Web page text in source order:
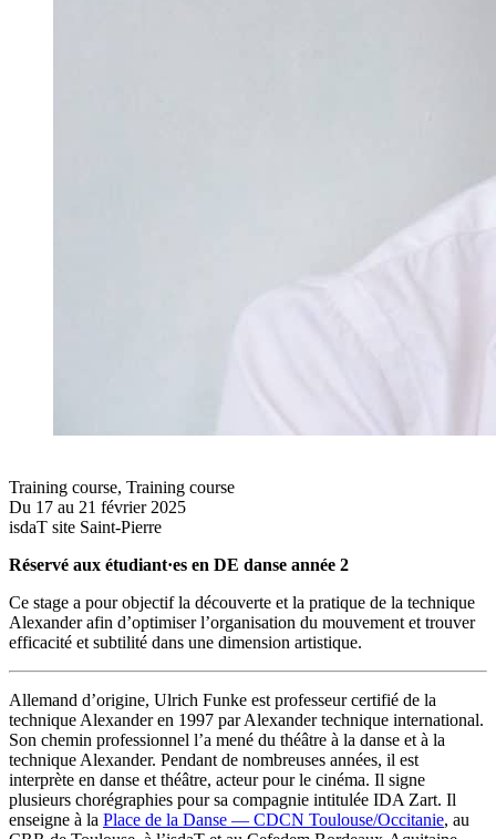
Training course, Training course
Du 17 au 21 février 2025
isdaT site Saint-Pierre
Réservé aux étudiant·es en DE danse année 2
Ce stage a pour objectif la découverte et la pratique de la technique
Alexander afin d’optimiser l’organisation du mouvement et trouver
efficacité et subtilité dans une dimension artistique.
Allemand d’origine, Ulrich Funke est professeur certifié de la
technique Alexander en 1997 par Alexander technique international.
Son chemin professionnel lʼa mené du théâtre à la danse et à la
technique Alexander. Pendant de nombreuses années, il est
interprète en danse et théâtre, acteur pour le cinéma. Il signe
plusieurs chorégraphies pour sa compagnie intitulée IDA Zart. Il
enseigne à la Place de la Danse — CDCN Toulouse/Occitanie, au